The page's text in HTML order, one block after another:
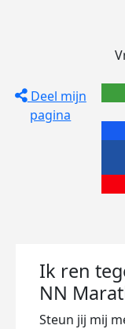
Deel mijn
pagina
Ik ren
NN
Steun jij mij